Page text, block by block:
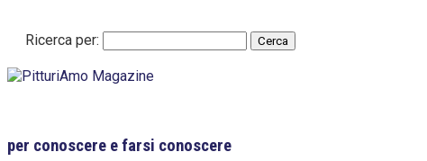
Ricerca per:
per conoscere e farsi conoscere